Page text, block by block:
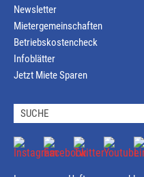
Newsletter
Mietergemeinschaften
Betriebskostencheck
Infoblätter
Jetzt Miete Sparen